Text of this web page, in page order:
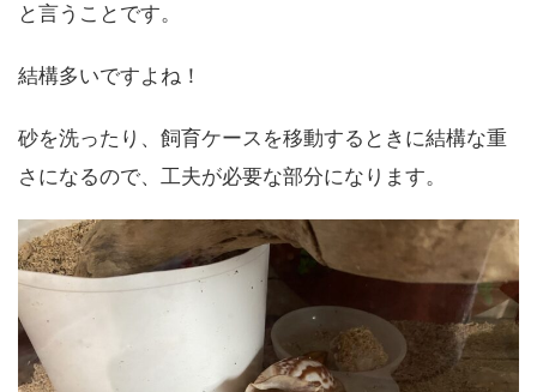
と言うことです。
結構多いですよね！
砂を洗ったり、飼育ケースを移動するときに結構な重
さになるので、工夫が必要な部分になります。